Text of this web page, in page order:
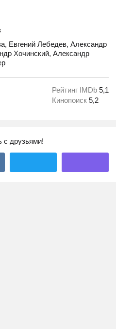
Евгений Лебедев, Александр
Хочинский, Александр
Рейтинг IMDb 5,1
Кинопоиск 5,2
с друзьями!